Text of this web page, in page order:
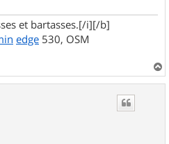
et bartasses.[/i][/b]
edge 530, OSM
a